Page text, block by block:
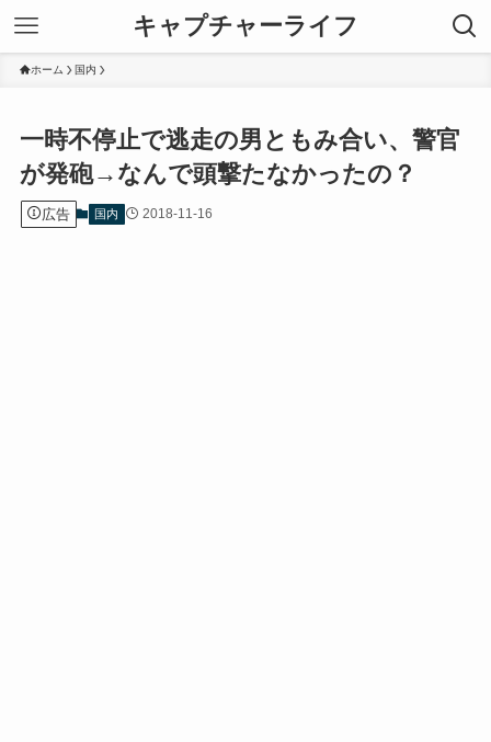
キャプチャーライフ
ホーム 国内
一時不停止で逃走の男ともみ合い、警官
が発砲→なんで頭撃たなかったの？
広告 国内 2018-11-16